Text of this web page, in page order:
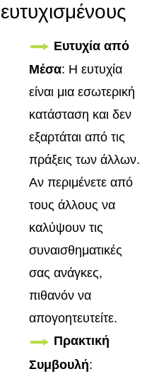
ευτυχισμένους
Ευτυχία από
Μέσα: Η ευτυχία
είναι μια εσωτερική
κατάσταση και δεν
εξαρτάται από τις
πράξεις των άλλων.
Αν περιμένετε από
τους άλλους να
καλύψουν τις
συναισθηματικές
σας ανάγκες,
πιθανόν να
απογοητευτείτε.
Πρακτική
Συμβουλή: